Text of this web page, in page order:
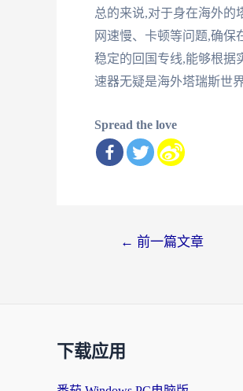
总的来说,对于身在海外的
网速慢、卡顿等问题,确
稳定的回国专线,能够根据
速器无疑是海外塔瑞斯世
Spread the love
← 前一篇文章
下载应用